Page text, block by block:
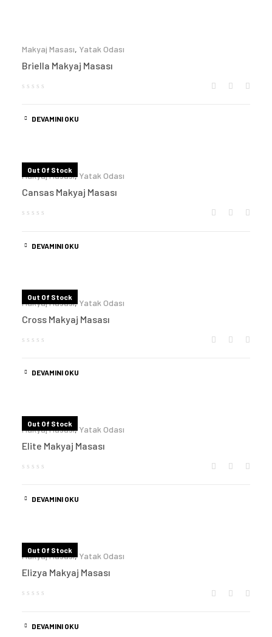
Makyaj Masası, Yatak Odası
Briella Makyaj Masası
DEVAMINI OKU
Out Of Stock
Makyaj Masası,Yatak Odası
Cansas Makyaj Masası
DEVAMINI OKU
Out Of Stock
Makyaj Masası,Yatak Odası
Cross Makyaj Masası
DEVAMINI OKU
Out Of Stock
Makyaj Masası,Yatak Odası
Elite Makyaj Masası
DEVAMINI OKU
Out Of Stock
Makyaj Masası,Yatak Odası
Elizya Makyaj Masası
DEVAMINI OKU